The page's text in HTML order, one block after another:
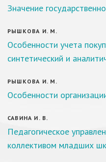
Значение
РЫШКОВА И. М.
Особенности учета
синтетический и
РЫШКОВА И. М.
Особенности
САВИНА И. В.
Педагогическое
коллективом младших